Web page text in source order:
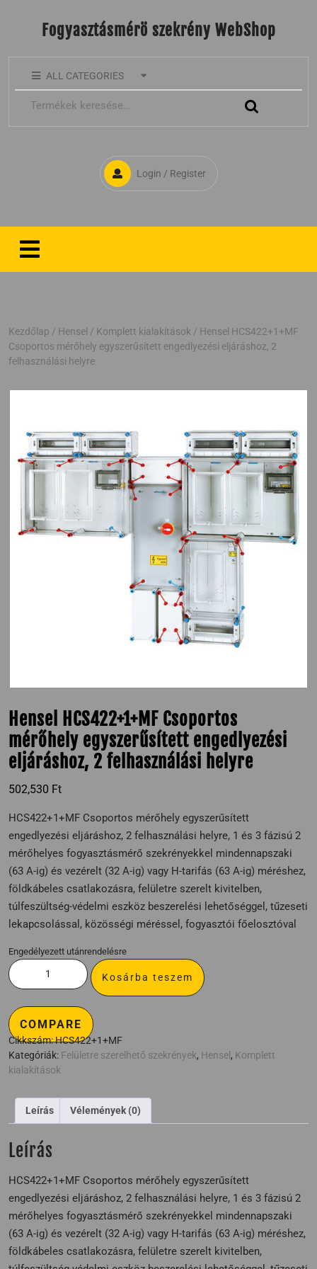
Fogyasztásmérö szekrény WebShop
ALL CATEGORIES
Login / Register
Kezdőlap / Hensel / Komplett kialakítások / Hensel HCS422+1+MF
Csoportos mérőhely egyszerűsített engedlyezési eljáráshoz, 2
felhasználási helyre
Hensel HCS422+1+MF Csoportos
mérőhely egyszerűsített engedlyezési
eljáráshoz, 2 felhasználási helyre
502,530 Ft
HCS422+1+MF Csoportos mérőhely egyszerűsített
engedlyezési eljáráshoz, 2 felhasználási helyre, 1 és 3 fázisú 2
mérőhelyes fogyasztásmérő szekrényekkel mindennapszaki
(63 A-ig) és vezérelt (32 A-ig) vagy H-tarifás (63 A-ig) méréshez,
földkábeles csatlakozásra, felületre szerelt kivitelben,
túlfeszültség-védelmi eszköz beszerelési lehetőséggel, tűzeseti
lekapcsolással, közösségi méréssel, fogyasztói főelosztóval
Engedélyezett utánrendelésre
Kosárba teszem
COMPARE
Cikkszám:HCS422+1+MF
Kategóriák: Felületre szerelhető szekrények, Hensel , Komplett
kialakítások
Leírás Vélemények (0)
Leírás
HCS422+1+MF Csoportos mérőhely egyszerűsített
engedlyezési eljáráshoz, 2 felhasználási helyre, 1 és 3 fázisú 2
mérőhelyes fogyasztásmérő szekrényekkel mindennapszaki
(63 A-ig) és vezérelt (32 A-ig) vagy H-tarifás (63 A-ig) méréshez,
földkábeles csatlakozásra, felületre szerelt kivitelben,